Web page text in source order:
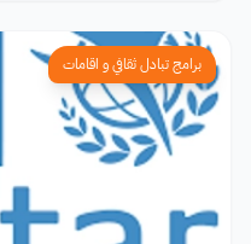
برامج تبادل ثقافي و اقامات